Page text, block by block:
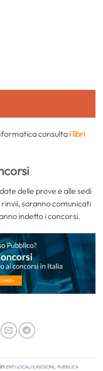
consulta i libri
delle prove e alle sedi
saranno comunicati
indetto i concorsi.
Enti locali e regioni, Pubblica